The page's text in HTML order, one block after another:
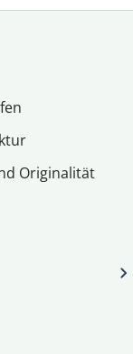
Originalität